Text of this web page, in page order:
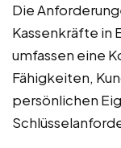
Die
Kassenkräfte in
umfassen eine
Fähigkeiten,
persönlichen